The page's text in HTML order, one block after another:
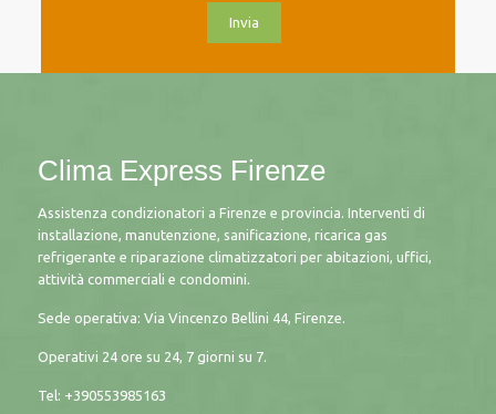
Clima Express Firenze
Assistenza condizionatori a Firenze e provincia. Interventi di
installazione, manutenzione, sanificazione, ricarica gas
refrigerante e riparazione climatizzatori per abitazioni, uffici,
attività commerciali e condomini.
Sede operativa: Via Vincenzo Bellini 44, Firenze.
Operativi 24 ore su 24, 7 giorni su 7.
Tel: +390553985163